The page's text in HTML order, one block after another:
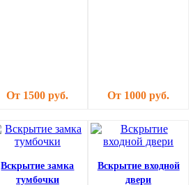
От 1500 руб. От 1000 руб.
Вскрытие замка
тумбочки
Вскрытие входной
двери